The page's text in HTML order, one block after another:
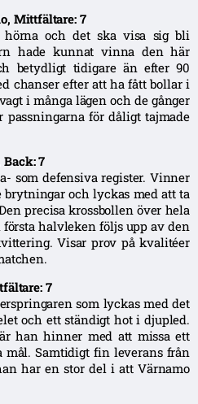
Mittfältare: 7
och det ska visa sig bli
hade kunnat vinna den här
betydligt tidigare än efter 90
chanser efter att ha fått bollar i
i många lägen och de gånger
för dåligt tajmade
7
som defensiva register. Vinner
och lyckas med att ta
precisa krossbollen över hela
halvleken följs upp av den
Visar prov på kvalitéer
7
som lyckas med det
och ett ständigt hot i djupled.
han hinner med att missa ett
mål. Samtidigt fin leverans från
har en stor del i att Värnamo